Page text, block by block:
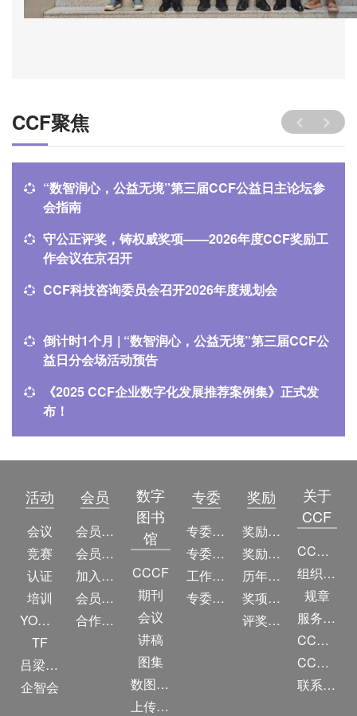
CCF聚焦
“数智润心，公益无境”第三届CCF公益日主论坛参
会指南
守公正评奖，铸权威奖项——2026年度CCF奖励工
作会议在京召开
CCF科技咨询委员会召开2026年度规划会
倒计时1个月 | “数智润心，公益无境”第三届CCF公
益日分会场活动预告
《2025 CCF企业数字化发展推荐案例集》正式发
布！
活动
会议
竞赛
认证
培训
YOCSEF
TF
吕梁振兴
企智会
会员
会员简介
会员权益
加入CCF
会员交费
合作伙伴
数字
图书
馆
CCCF
期刊
会议
讲稿
图集
数图编审委员会
上传/发布作品
专委
专委简介
专委条例
工作问答
专委名单
奖励
奖励动态
奖励目录
历年获奖名单
奖项推荐
评奖条例
关于
CCF
CCF简介
组织机构
规章
服务项目
CCF大事记
CCF创建60周年
联系我们